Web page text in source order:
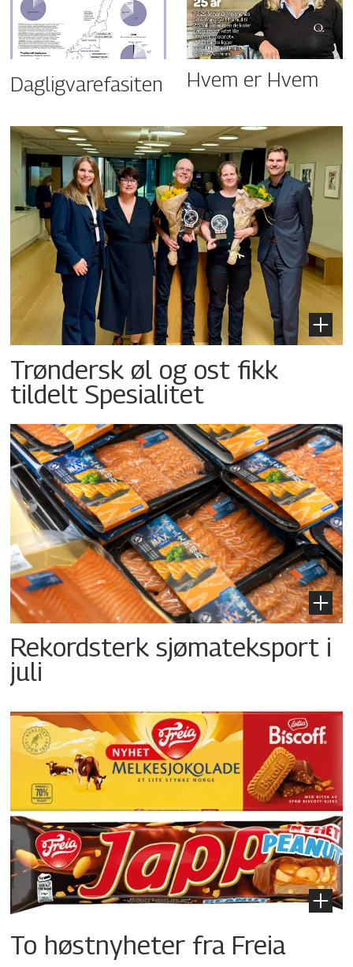
Dagligvarefasiten Hvem er Hvem
Trøndersk øl og ost fikk
tildelt Spesialitet
Rekordsterk sjømateksport i
juli
To høstnyheter fra Freia